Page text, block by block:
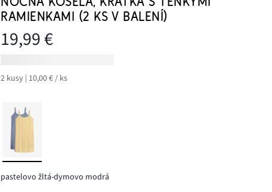
RAMIENKAMI (2 KS V BALENÍ)
19,99 €
2 kusy | 10,00 € / ks
pastelovo žltá-dymovo modrá